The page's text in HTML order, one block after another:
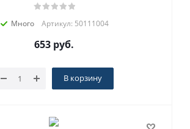
Много Артикул: 50111004
653руб.
В корзину